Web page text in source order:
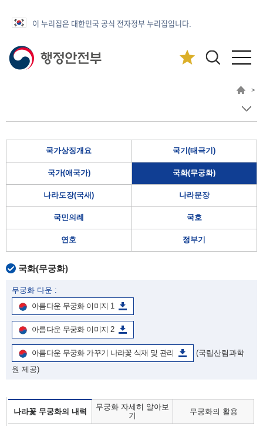
이 누리집은 대한민국 공식 전자정부 누리집입니다.
>
국가상징개요 국기(태극기)
국가(애국가) 국화(무궁화)
나라도장(국새) 나라문장
국민의례 국호
연호 정부기
국화(무궁화)
무궁화 다운 :
아름다운 무궁화 이미지 1
아름다운 무궁화 이미지 2
아름다운 무궁화 가꾸기 나라꽃 식재 및 관리
(국립산림과학
원 제공)
나라꽃 무궁화의 내력
무궁화 자세히 알아보
기
무궁화의 활용